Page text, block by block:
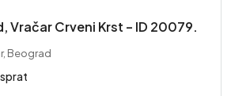
Vračar Crveni Krst – ID 20079.
Beograd